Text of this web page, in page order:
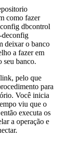
como fazer
config dbcontrol
deconfig
deixar o banco
a fazer em
seu banco.
pelo que
para
Você inicia
viu que o
executa os
a operação e